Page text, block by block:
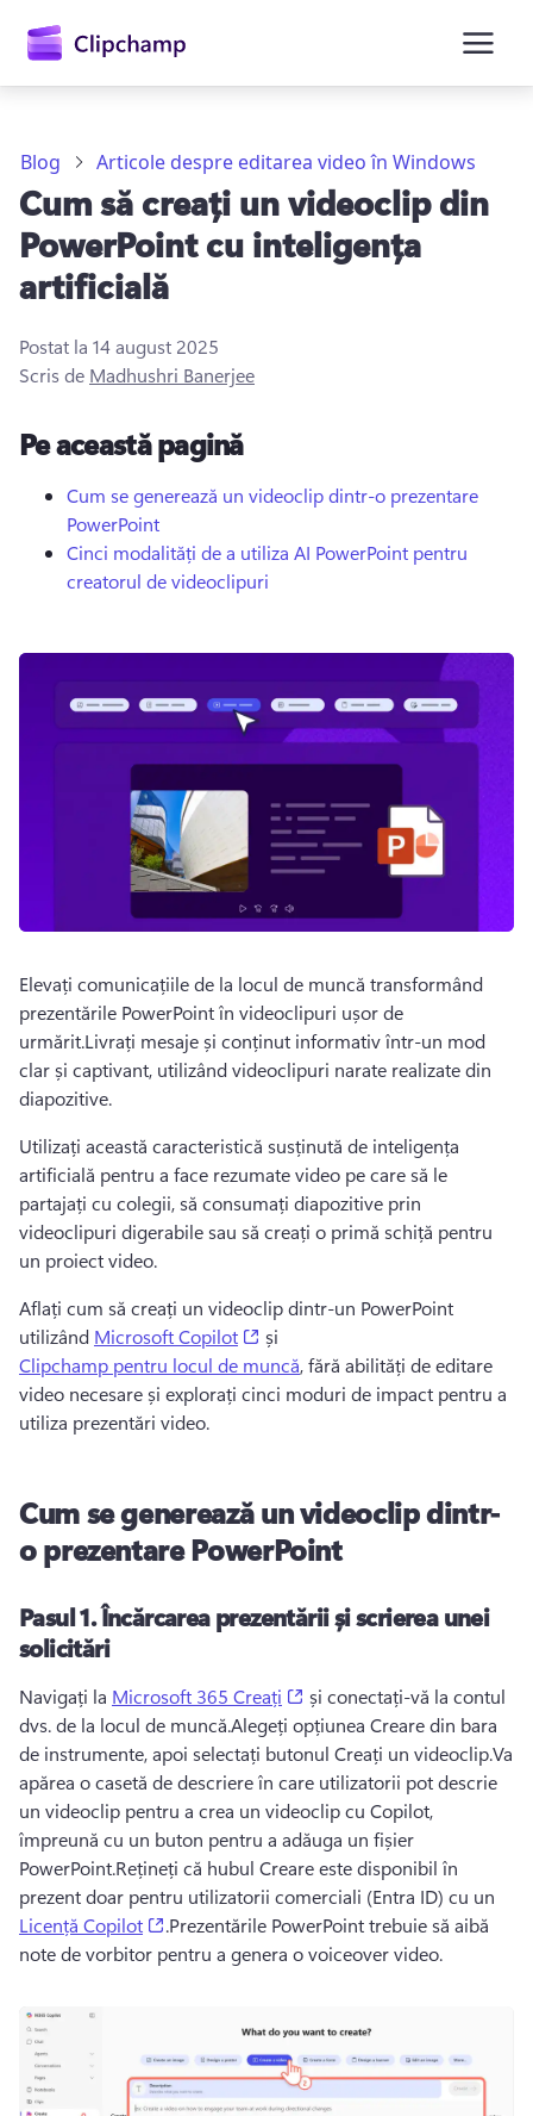
principal
Conectați-vă
Blog Articole despre editarea video în Windows
Cum să creați un videoclip din
PowerPoint cu inteligența
artificială
Postat la 14 august 2025
Scris de Madhushri Banerjee
Pe această pagină
Cum se generează un videoclip dintr-o prezentare
PowerPoint
Cinci modalități de a utiliza AI PowerPoint pentru
creatorul de videoclipuri
Elevați comunicațiile de la locul de muncă transformând
prezentările PowerPoint în videoclipuri ușor de
urmărit.Livrați mesaje și conținut informativ într-un mod
clar și captivant, utilizând videoclipuri narate realizate din
diapozitive.
Utilizați această caracteristică susținută de inteligența
artificială pentru a face rezumate video pe care să le
partajați cu colegii, să consumați diapozitive prin
videoclipuri digerabile sau să creați o primă schiță pentru
un proiect video.
Aflați cum să creați un videoclip dintr-un PowerPoint
utilizând Microsoft Copilot (opens in a new tab)
și
Clipchamp pentru locul de muncă, fără abilități de editare
video necesare și explorați cinci moduri de impact pentru a
utiliza prezentări video.
Cum se generează un videoclip dintr-
o prezentare PowerPoint
Pasul 1. Încărcarea prezentării și scrierea unei
solicitări
Navigați la Microsoft 365 Creați (opens in a new tab)
și conectați-vă la contul
dvs. de la locul de muncă.Alegeți opțiunea Creare din bara
de instrumente, apoi selectați butonul Creați un videoclip.Va
apărea o casetă de descriere în care utilizatorii pot descrie
un videoclip pentru a crea un videoclip cu Copilot,
împreună cu un buton pentru a adăuga un fișier
PowerPoint.Rețineți că hubul Creare este disponibil în
prezent doar pentru utilizatorii comerciali (Entra ID) cu un
Licență Copilot
(opens in a new tab)
.Prezentările PowerPoint trebuie să aibă
note de vorbitor pentru a genera o voiceover video.